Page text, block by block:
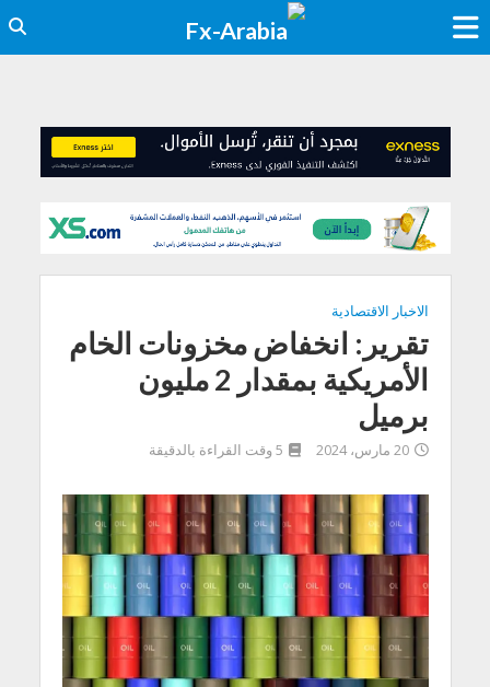
الاخبار الاقتصادية
تقرير: انخفاض مخزونات الخام
الأمريكية بمقدار 2 مليون
برميل
20 مارس، 2024 5 وقت القراءة بالدقيقة